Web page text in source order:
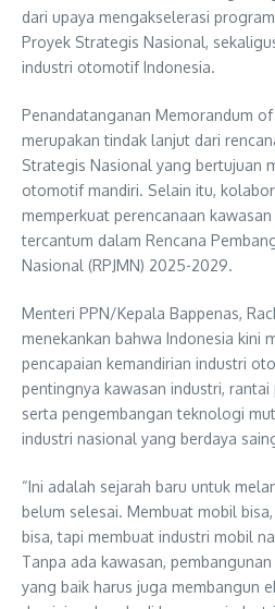
dari upaya mengakselerasi
Proyek Strategis Nasional,
industri otomotif Indonesia.
Penandatanganan Memorandum
merupakan tindak lanjut dari
Strategis Nasional yang bertujuan
otomotif mandiri. Selain itu,
memperkuat perencanaan
tercantum dalam Rencana
Nasional (RPJMN) 2025-2029.
Menteri PPN/Kepala Bappenas,
menekankan bahwa Indonesia kini
pencapaian kemandirian industri
pentingnya kawasan industri,
serta pengembangan teknologi
industri nasional yang berdaya
“Ini adalah sejarah baru untuk
belum selesai. Membuat mobil
bisa, tapi membuat industri mobil
Tanpa ada kawasan,
yang baik harus juga membangun